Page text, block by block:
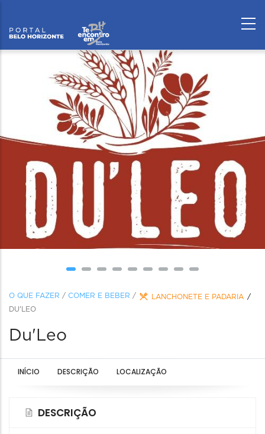
O QUE FAZER / COMER E BEBER /
LANCHONETE E PADARIA
DU'LEO
Du'Leo
INÍCIO DESCRIÇÃO LOCALIZAÇÃO
DESCRIÇÃO